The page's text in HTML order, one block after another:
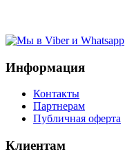
Информация
Контакты
Партнерам
Публичная оферта
Клиентам